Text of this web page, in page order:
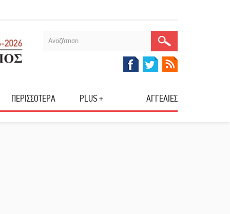
ΠΕΡΙΣΣΟΤΕΡΑ PLUS + ΑΓΓΕΛΙΕΣ